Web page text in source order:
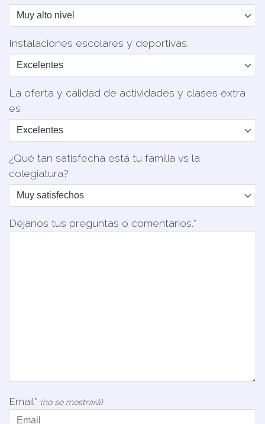
Instalaciones escolares y deportivas.
La oferta y calidad de actividades y clases extra
es
¿Qué tan satisfecha está tu familia vs la
colegiatura?
Déjanos tus preguntas o comentarios.*
Email* (no se mostrará)